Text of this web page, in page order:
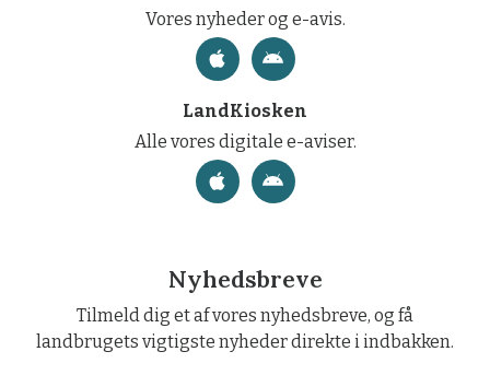
Vores nyheder og e-avis.
LandKiosken
Alle vores digitale e-aviser.
Nyhedsbreve
Tilmeld dig et af vores nyhedsbreve, og få
landbrugets vigtigste nyheder direkte i indbakken.